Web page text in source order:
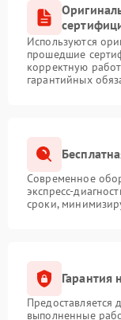
Используются
прошедшие
корректную
гарантийных
Современное
экспресс-
сроки,
Гарантия
Предоставляется
выполненные